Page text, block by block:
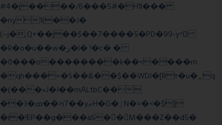
#4�j����/6���5#�H1l���
�ny1(��J�
(~j�,Q+��j��$��7����5�PD�99-y^D
�R�o�u��w�ر�l� !�c� �
�0���o��������k��<����m
�qh���=�S��&��$��WDI�[R !r�u�_q
�(���»J�I��mΑLtbC��
��3�ߘ��>i7��yޠH�G�ٳN�=�<�$]
�i�!EP��g���aS��M���Z��d5�